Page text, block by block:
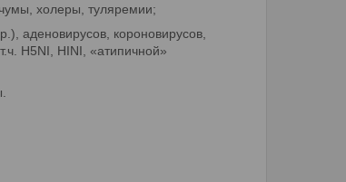
холеры, туляремии;
аденовирусов, короновирусов,
H5NI, HINI, «атипичной»